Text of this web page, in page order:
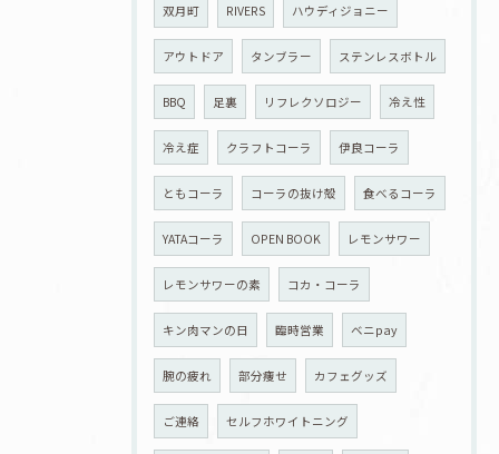
双月町 RIVERS ハウディジョニー
アウトドア タンブラー ステンレスボトル
BBQ 足裏 リフレクソロジー 冷え性
冷え症 クラフトコーラ 伊良コーラ
ともコーラ コーラの抜け殻 食べるコーラ
YATAコーラ OPEN BOOK レモンサワー
レモンサワーの素 コカ・コーラ
キン肉マンの日 臨時営業 ベニpay
腕の疲れ 部分痩せ カフェグッズ
ご連絡 セルフホワイトニング